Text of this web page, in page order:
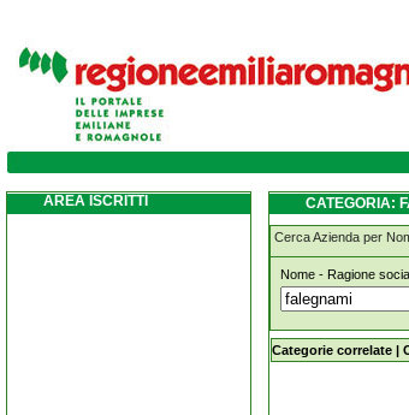
falegnami fontanellato
AREA ISCRITTI CATEGORIA:
Cerca Azienda per
Nome - Ragione
falegnami
Categorie correlate |